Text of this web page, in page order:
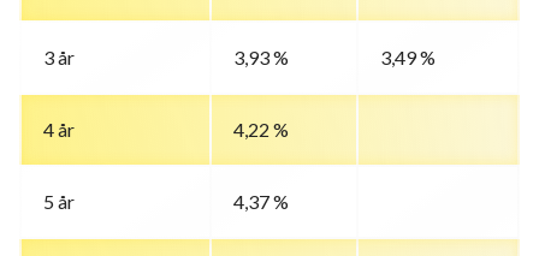
3 år 3,93 % 3,49 %
4 år 4,22 %
5 år 4,37 %